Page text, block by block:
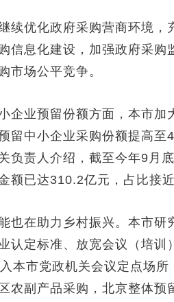
优化政府采购营商环境，
信息化建设，加强政府采购
市场公平竞争。
业预留份额方面，本市加
留中小企业采购份额提高至
负责人介绍，截至今年9月
额已达310.2亿元，占比接
在助力乡村振兴。本市研
认定标准、放宽会议（培训
本市党政机关会议定点场
农副产品采购，北京整体